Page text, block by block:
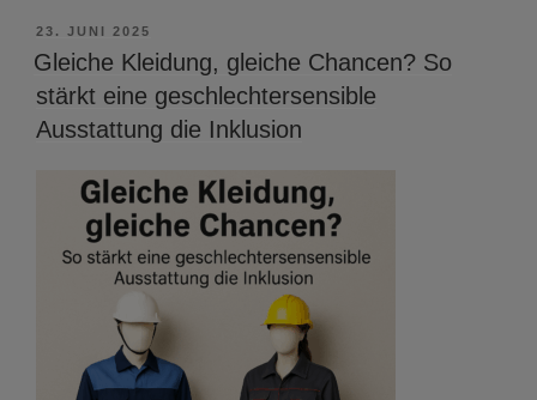
VERÖFFENTLICHT
AM
23. JUNI 2025
Gleiche Kleidung, gleiche Chancen? So
stärkt eine geschlechtersensible
Ausstattung die Inklusion